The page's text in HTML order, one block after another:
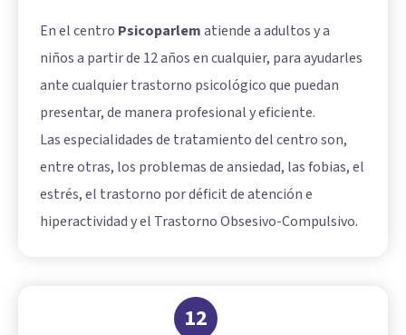
En el centro Psicoparlematiende a adultos y a
niños a partir de 12 años en cualquier, para ayudarles
ante cualquier trastorno psicológico que puedan
presentar, de manera profesional y eficiente.
Las especialidades de tratamiento del centro son,
entre otras, los problemas de ansiedad, las fobias, el
estrés, el trastorno por déficit de atención e
hiperactividad y el Trastorno Obsesivo-Compulsivo.
12